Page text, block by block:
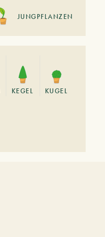
JUNGPFLANZEN
KEGEL KUGEL